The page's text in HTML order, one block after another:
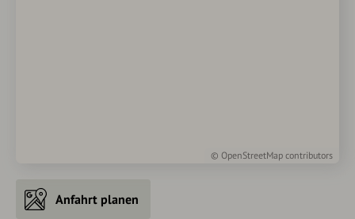
© OpenStreetMap contributors
Anfahrt planen